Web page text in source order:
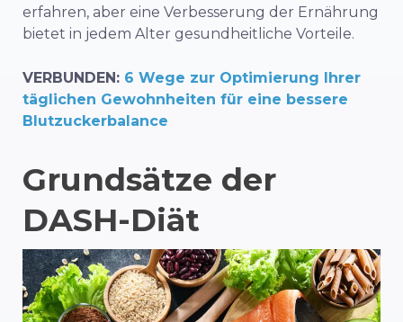
erfahren, aber eine Verbesserung der Ernährung
bietet in jedem Alter gesundheitliche Vorteile.
VERBUNDEN: 6 Wege zur Optimierung Ihrer
täglichen Gewohnheiten für eine bessere
Blutzuckerbalance
Grundsätze der
DASH-Diät